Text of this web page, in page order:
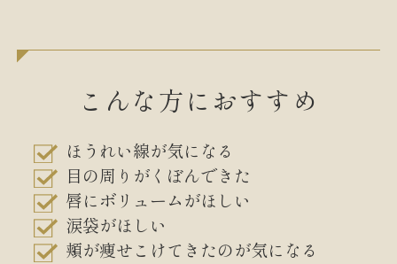
こんな方におすすめ
ほうれい線が気になる
目の周りがくぼんできた
唇にボリュームがほしい
涙袋がほしい
頬が痩せこけてきたのが気になる